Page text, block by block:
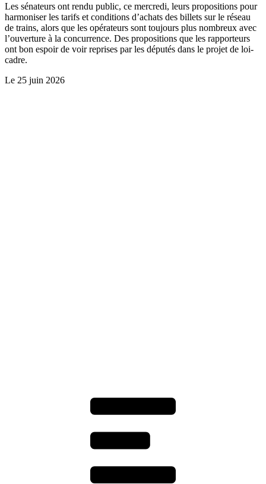
Les sénateurs ont rendu public, ce mercredi, leurs propositions pour
harmoniser les tarifs et conditions d’achats des billets sur le réseau
de trains, alors que les opérateurs sont toujours plus nombreux avec
l’ouverture à la concurrence. Des propositions que les rapporteurs
ont bon espoir de voir reprises par les députés dans le projet de loi-
cadre.
Le 25 juin 2026